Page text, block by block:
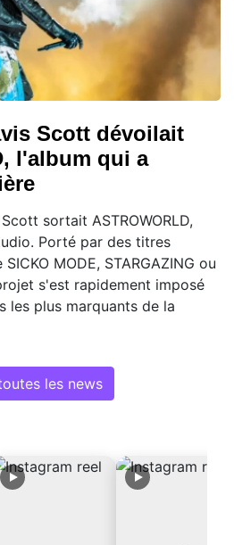
Scott dévoilait
l'album qui a
sortait ASTROWORLD,
Porté par des titres
MODE, STARGAZING ou
s'est rapidement imposé
les plus marquants de la
les news